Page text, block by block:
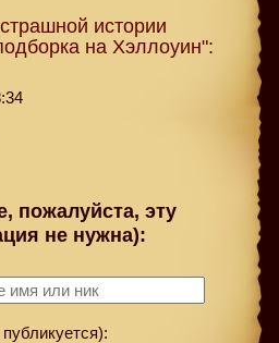
истории
на Хэллоуин":
пожалуйста, эту
не нужна):